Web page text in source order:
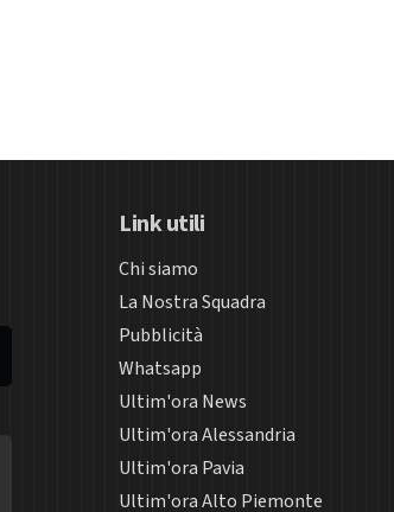
Link utili
Chi siamo
La Nostra Squadra
Pubblicità
Whatsapp
Ultim'ora News
Ultim'ora Alessandria
Ultim'ora Pavia
Ultim'ora Alto Piemonte